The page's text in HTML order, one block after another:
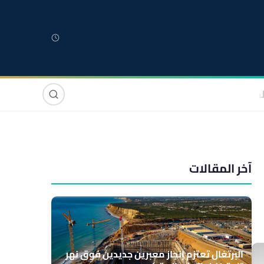
صوت وصورة
آخر المقالات
البرتغال تعتزم إنجاز معبرين جديدين فوق نهر